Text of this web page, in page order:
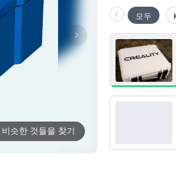
비슷한 것들을 찾기
모두